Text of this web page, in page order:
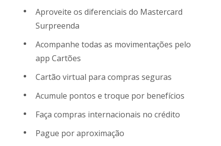
Aproveite os diferenciais do Mastercard
Surpreenda
Acompanhe todas as movimentações pelo
app Cartões
Cartão virtual para compras seguras
Acumule pontos e troque por benefícios
Faça compras internacionais no crédito
Pague por aproximação